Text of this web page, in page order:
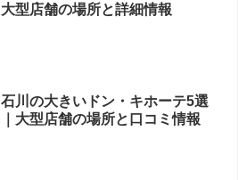
大型店舗の場所と詳細情報
石川の大きいドン・キホーテ5選
｜大型店舗の場所と口コミ情報